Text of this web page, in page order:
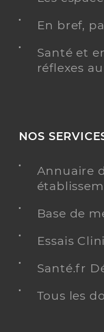
En bref,
Santé et
réflexes
NOS
Annuaire
Base de
Essais
Santé.fr
Tous les